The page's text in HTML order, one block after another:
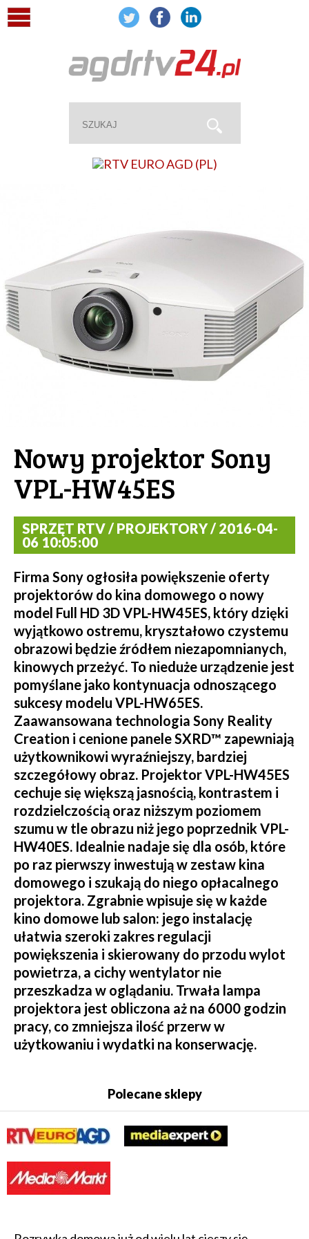
Nowy projektor Sony
VPL-HW45ES
SPRZĘT RTV / PROJEKTORY / 2016-04-
06 10:05:00
Firma Sony ogłosiła powiększenie oferty
projektorów do kina domowego o nowy
model Full HD 3D VPL-HW45ES, który dzięki
wyjątkowo ostremu, kryształowo czystemu
obrazowi będzie źródłem niezapomnianych,
kinowych przeżyć. To nieduże urządzenie jest
pomyślane jako kontynuacja odnoszącego
sukcesy modelu VPL-HW65ES.
Zaawansowana technologia Sony Reality
Creation i cenione panele SXRD™ zapewniają
użytkownikowi wyraźniejszy, bardziej
szczegółowy obraz. Projektor VPL-HW45ES
cechuje się większą jasnością, kontrastem i
rozdzielczością oraz niższym poziomem
szumu w tle obrazu niż jego poprzednik VPL-
HW40ES. Idealnie nadaje się dla osób, które
po raz pierwszy inwestują w zestaw kina
domowego i szukają do niego opłacalnego
projektora. Zgrabnie wpisuje się w każde
kino domowe lub salon: jego instalację
ułatwia szeroki zakres regulacji
powiększenia i skierowany do przodu wylot
powietrza, a cichy wentylator nie
przeszkadza w oglądaniu. Trwała lampa
projektora jest obliczona aż na 6000 godzin
pracy, co zmniejsza ilość przerw w
użytkowaniu i wydatki na konserwację.
Polecane sklepy